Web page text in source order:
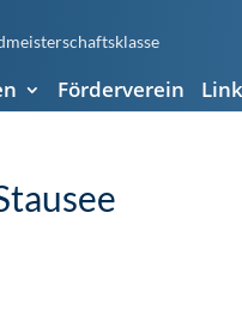
Förderverein